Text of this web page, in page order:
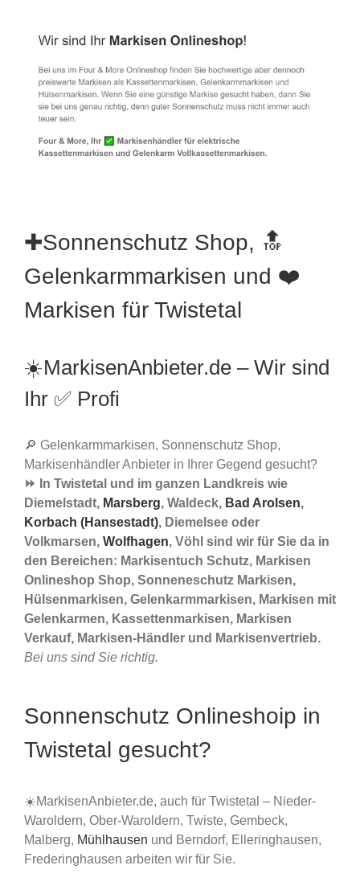
✚Sonnenschutz Shop, 🔝
Gelenkarmmarkisen und ❤️
Markisen für Twistetal
☀️MarkisenAnbieter.de – Wir sind
Ihr ✅ Profi
🔎 Gelenkarmmarkisen, Sonnenschutz Shop,
Markisenhändler Anbieter in Ihrer Gegend gesucht?
⏩ In Twistetal und im ganzen Landkreis wie
Diemelstadt, Marsberg, Waldeck, Bad Arolsen,
Korbach (Hansestadt), Diemelsee oder
Volkmarsen, Wolfhagen, Vöhl sind wir für Sie da in
den Bereichen: Markisentuch Schutz, Markisen
Onlineshop Shop, Sonneneschutz Markisen,
Hülsenmarkisen, Gelenkarmmarkisen, Markisen mit
Gelenkarmen, Kassettenmarkisen, Markisen
Verkauf, Markisen-Händler und Markisenvertrieb.
Bei uns sind Sie richtig.
Sonnenschutz Onlineshoip in
Twistetal gesucht?
☀️MarkisenAnbieter.de, auch für Twistetal – Nieder-
Waroldern, Ober-Waroldern, Twiste, Gembeck,
Malberg, Mühlhausen und Berndorf, Elleringhausen,
Frederinghausen arbeiten wir für Sie.